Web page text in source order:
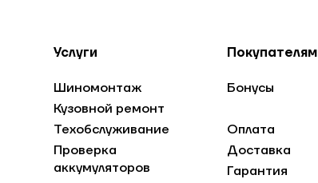
Услуги
Шиномонтаж
Кузовной ремонт
Техобслуживание
Проверка
аккумуляторов
Покупателям
Бонусы
Оплата
Доставка
Гарантия